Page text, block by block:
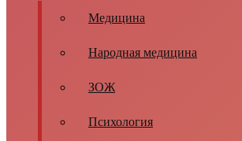
Медицина
Народная медицина
ЗОЖ
Психология